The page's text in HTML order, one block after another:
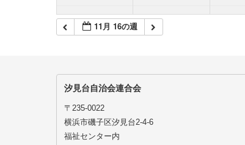
11月 16の週
汐見台自治会連合会
〒235-0022
横浜市磯子区汐見台2-4-6
福祉センター内